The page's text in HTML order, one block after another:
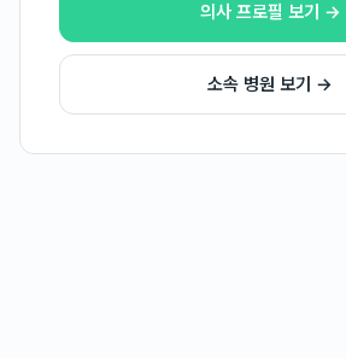
의사 프로필 보기 →
소속 병원 보기 →